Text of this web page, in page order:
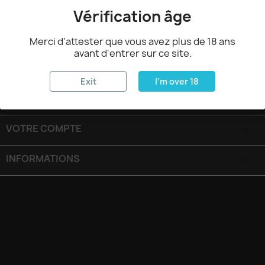
PRODUITS
VOTRE COMPTE
INFORMATIONS
Vérification âge
Merci d'attester que vous avez plus de 18 ans
avant d'entrer sur ce site.
Exit I'm over 18